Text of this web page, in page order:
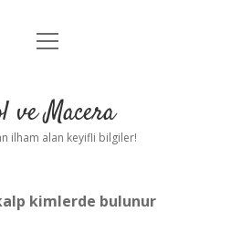
Anasayfa
Yasal Uyarı
menüyü
ve Macera
ilham alan keyifli bilgiler!
kimlerde bulunur